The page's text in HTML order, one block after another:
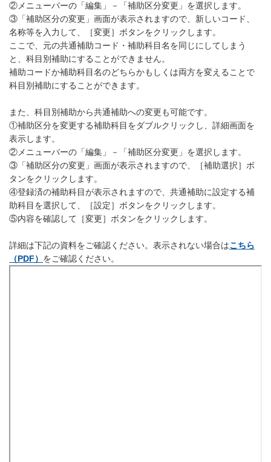
②メニューバーの「編集」－「補助区分変更」を選択します。
③「補助区分の変更」画面が表示されますので、新しいコード、
名称等を入力して、［変更］ボタンをクリックします。
ここで、元の共通補助コード・補助科目名を同じにしてしまう
と、科目別補助にすることができません。
補助コードか補助科目名のどちらかもしくは両方を変えることで
科目別補助にすることができます。
また、科目別補助から共通補助への変更も可能です。
①補助区分を変更する補助科目をダブルクリックし、詳細画面を
表示します。
②メニューバーの「編集」－「補助区分変更」を選択します。
③「補助区分の変更」画面が表示されますので、［補助選択］ボ
タンをクリックします。
④登録済の補助科目が表示されますので、共通補助に設定する補
助科目を選択して、［設定］ボタンをクリックします。
⑤内容を確認して［変更］ボタンをクリックします。
詳細は下記の資料をご確認ください。表示されない場合はこちら
（PDF） をご確認ください。